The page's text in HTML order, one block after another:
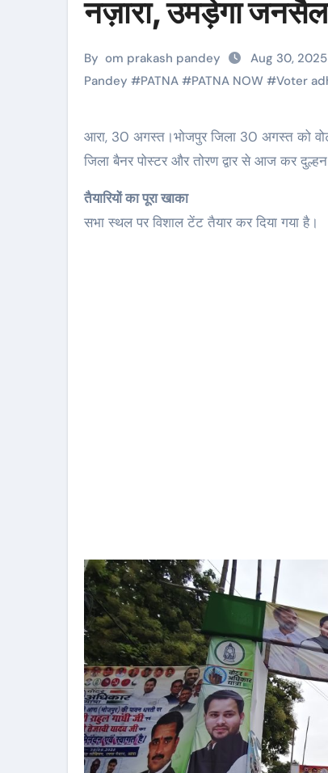
नज़ारा, उमड़ेगा
By om prakash pandey Aug 30, 2025
Pandey #PATNA #PATNA NOW #Voter
आरा, 30 अगस्त।भोजपुर जिला 30 अगस्त को वोटर अधिकार यात्रा का गवाह बनने जा रहा है। तैयारियां अब हो चुकी हैं। पूरा
जिला बैनर पोस्टर और तोरण द्वार से आज कर
तैयारियों का पूरा खाका
सभा स्थल पर विशाल टेंट तैयार कर दिया गया है।